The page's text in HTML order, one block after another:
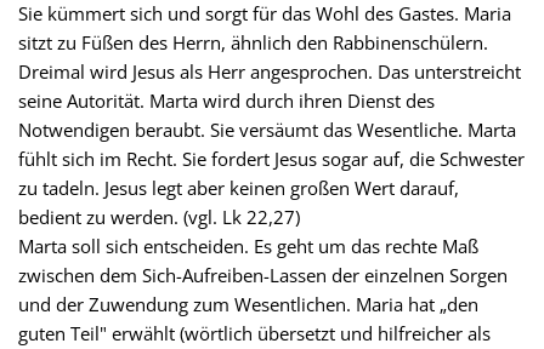
Sie kümmert sich und sorgt für das Wohl des Gastes. Maria
sitzt zu Füßen des Herrn, ähnlich den Rabbinenschülern.
Dreimal wird Jesus als Herr angesprochen. Das unterstreicht
seine Autorität. Marta wird durch ihren Dienst des
Notwendigen beraubt. Sie versäumt das Wesentliche. Marta
fühlt sich im Recht. Sie fordert Jesus sogar auf, die Schwester
zu tadeln. Jesus legt aber keinen großen Wert darauf,
bedient zu werden. (vgl. Lk 22,27)
Marta soll sich entscheiden. Es geht um das rechte Maß
zwischen dem Sich-Aufreiben-Lassen der einzelnen Sorgen
und der Zuwendung zum Wesentlichen. Maria hat „den
guten Teil" erwählt (wörtlich übersetzt und hilfreicher als